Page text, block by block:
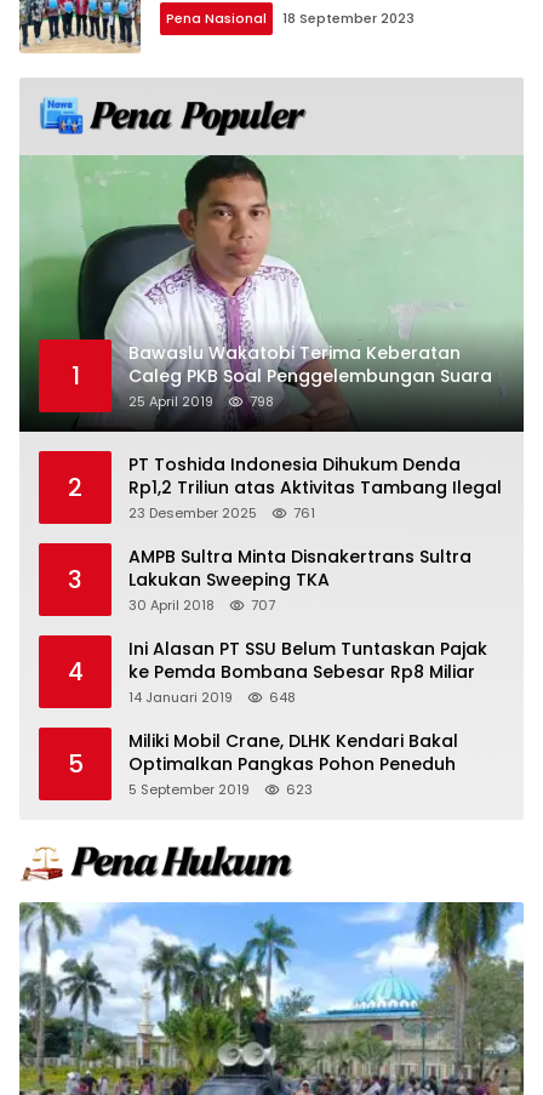
Pena Nasional 18 September 2023
1
Bawaslu Wakatobi Terima Keberatan
Caleg PKB Soal Penggelembungan Suara
25 April 2019 798
2
PT Toshida Indonesia Dihukum Denda
Rp1,2 Triliun atas Aktivitas Tambang Ilegal
23 Desember 2025 761
3
AMPB Sultra Minta Disnakertrans Sultra
Lakukan Sweeping TKA
30 April 2018 707
4
Ini Alasan PT SSU Belum Tuntaskan Pajak
ke Pemda Bombana Sebesar Rp8 Miliar
14 Januari 2019 648
5
Miliki Mobil Crane, DLHK Kendari Bakal
Optimalkan Pangkas Pohon Peneduh
5 September 2019 623